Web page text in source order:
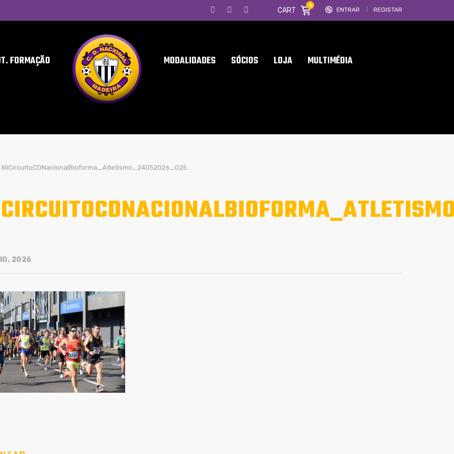
ENTRAR REGISTAR
CART
0
FORMAÇÃO MODALIDADES SÓCIOS LOJA MULTIMÉDIA
XIICircuitoCDNacionalBioforma_Atletismo_24052026_025
2026